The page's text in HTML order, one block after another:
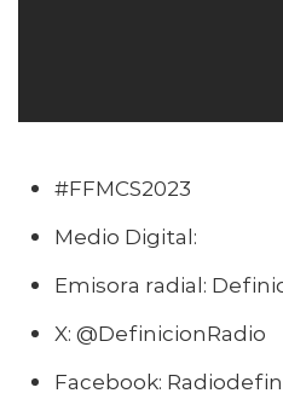
#FFMCS2023
Medio Digital:
Emisora radial:
X: @DefinicionRadio
Facebook: